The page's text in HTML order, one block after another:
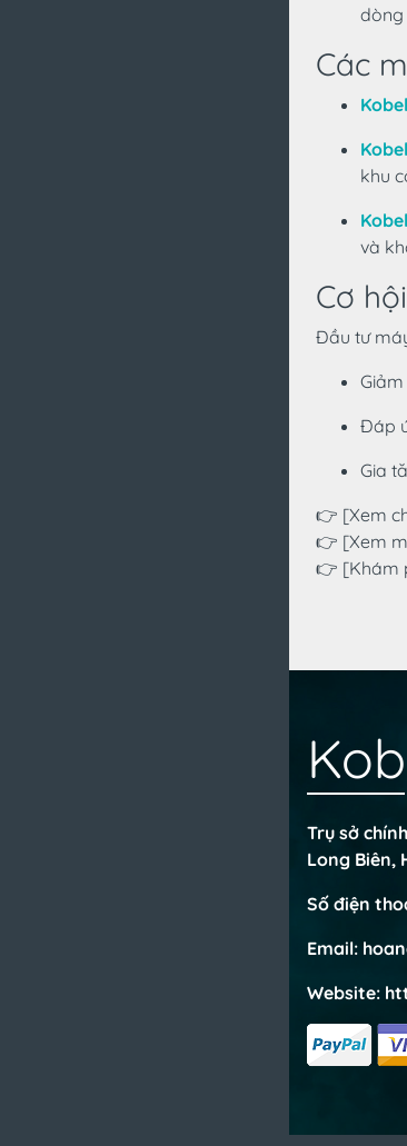
dòng
Các
khu
và
Cơ
Đầu tư
Đáp
Gia
👉 [Xem
👉 [Xem
👉 [Khám
Trụ sở
Long Biên,
Số điện
Email:
Website: